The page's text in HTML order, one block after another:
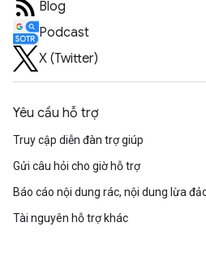
Blog
Podcast
X (Twitter)
Yêu cầu hỗ trợ
Truy cập diễn đàn trợ giúp
Gửi câu hỏi cho giờ hỗ trợ
Báo cáo nội dung rác, nội dung lừa
Tài nguyên hỗ trợ khác